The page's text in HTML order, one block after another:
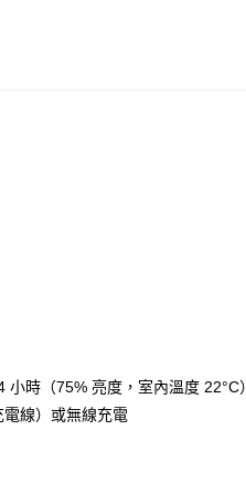
華泰商業銀行
遠東國際商業銀行
台中商業銀行
華泰商業銀行
小時（75% 亮度，室內溫度 22°C）
線）或無線充電